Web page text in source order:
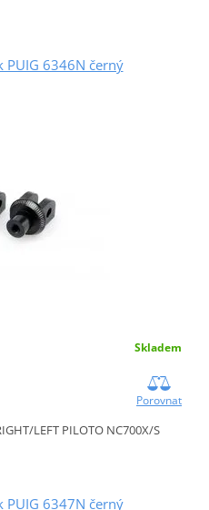
PUIG 6346N černý
Skladem
Porovnat
LEFT PILOTO NC700X/S
PUIG 6347N černý